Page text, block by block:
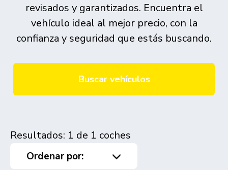
revisados y garantizados. Encuentra el
vehículo ideal al mejor precio, con la
confianza y seguridad que estás buscando.
Buscar vehículos
Resultados: 1 de 1 coches
Ordenar por: